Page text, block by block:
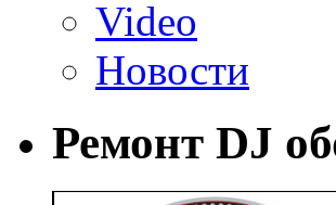
Video
Новости
Ремонт DJ